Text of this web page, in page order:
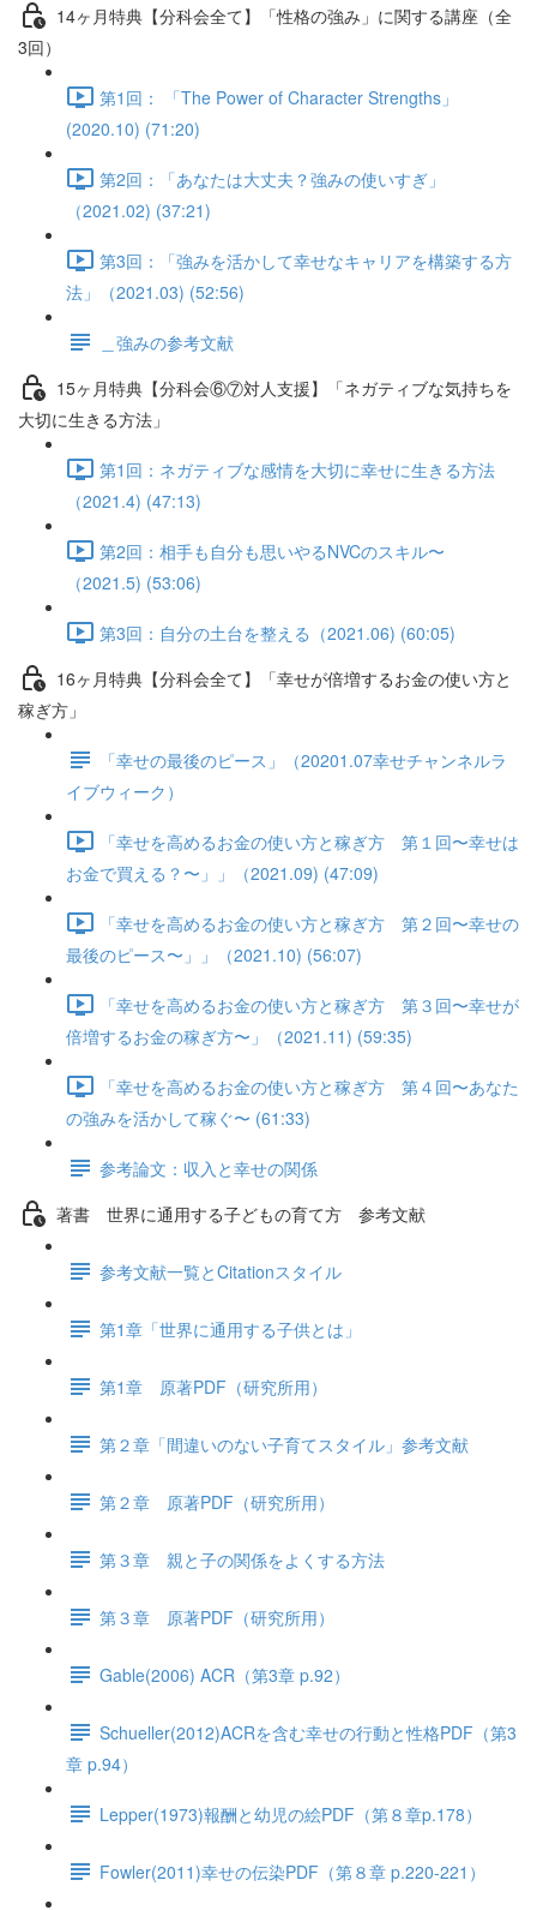
14ヶ月特典【分科会全て】「性格の強み」に関する講座（全
3回）
第1回： 「The Power of Character Strengths」
(2020.10) (71:20)
第2回：「あなたは大丈夫？強みの使いすぎ」
（2021.02) (37:21)
第3回：「強みを活かして幸せなキャリアを構築する方
法」（2021.03) (52:56)
＿強みの参考文献
15ヶ月特典【分科会⑥⑦対人支援】「ネガティブな気持ちを
大切に生きる方法」
第1回：ネガティブな感情を大切に幸せに生きる方法
（2021.4) (47:13)
第2回：相手も自分も思いやるNVCのスキル〜
（2021.5) (53:06)
第3回：自分の土台を整える（2021.06) (60:05)
16ヶ月特典【分科会全て】「幸せが倍増するお金の使い方と
稼ぎ方」
「幸せの最後のピース」（20201.07幸せチャンネルラ
イブウィーク）
「幸せを高めるお金の使い方と稼ぎ方 第１回〜幸せは
お金で買える？〜」」（2021.09) (47:09)
「幸せを高めるお金の使い方と稼ぎ方 第２回〜幸せの
最後のピース〜」」（2021.10) (56:07)
「幸せを高めるお金の使い方と稼ぎ方 第３回〜幸せが
倍増するお金の稼ぎ方〜」（2021.11) (59:35)
「幸せを高めるお金の使い方と稼ぎ方 第４回〜あなた
の強みを活かして稼ぐ〜 (61:33)
参考論文：収入と幸せの関係
著書 世界に通用する子どもの育て方 参考文献
参考文献一覧とCitationスタイル
第1章「世界に通用する子供とは」
第1章 原著PDF（研究所用）
第２章「間違いのない子育てスタイル」参考文献
第２章 原著PDF（研究所用）
第３章 親と子の関係をよくする方法
第３章 原著PDF（研究所用）
Gable(2006) ACR（第3章 p.92）
Schueller(2012)ACRを含む幸せの行動と性格PDF（第3
章 p.94）
Lepper(1973)報酬と幼児の絵PDF（第８章p.178）
Fowler(2011)幸せの伝染PDF（第８章 p.220-221）